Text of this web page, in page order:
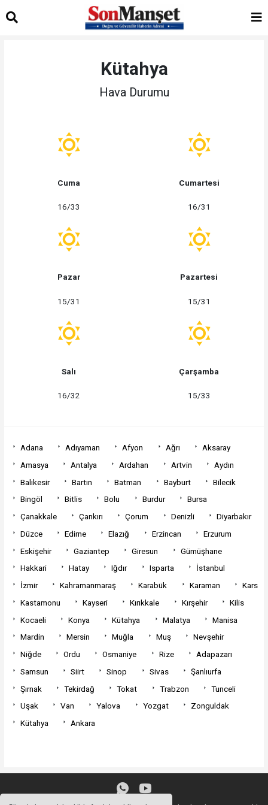
Kütahya
Hava Durumu
Cuma
16/33
Cumartesi
16/31
Pazar
15/31
Pazartesi
15/31
Salı
16/32
Çarşamba
15/33
Adana Adıyaman Afyon Ağrı
Aksaray
Amasya
Antalya Ardahan Artvin
Aydın
Balıkesir
Bartın Batman Bayburt
Bilecik
Bingöl
Bitlis Bolu Burdur
Bursa
Çanakkale
Çankırı Çorum Denizli
Diyarbakır
Düzce
Edirne Elazığ Erzincan
Erzurum
Eskişehir
Gaziantep Giresun
Gümüşhane
Hakkari
Hatay Iğdır Isparta
İstanbul
İzmir
Kahramanmaraş Karabük Karaman
Kars
Kastamonu
Kayseri Kırıkkale Kırşehir
Kilis
Kocaeli
Konya Kütahya Malatya
Manisa
Mardin
Mersin Muğla Muş
Nevşehir
Niğde
Ordu Osmaniye Rize
Adapazarı
Samsun
Siirt Sinop Sivas
Şanlıurfa
Şırnak
Tekirdağ Tokat Trabzon
Tunceli
Uşak
Van Yalova Yozgat
Zonguldak
Kütahya
Ankara